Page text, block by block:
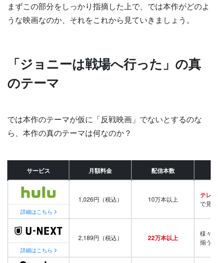
まずこの部分をしっかり指摘した上で、では本作がどのよ
うな映画なのか、それをこれから見ていきましょう。
「ジョニーは戦場へ行った」の真
のテーマ
では本作のテーマが仮に「反戦映画」でないとするのな
ら、本作の真のテーマは何なのか？
サービス 月額料金 配信本数
詳細はこちら
1,026円（税込） 10万本以上 テレビ
で見
詳細はこちら
2,189円（税込） 22万本以上
様々
揃う